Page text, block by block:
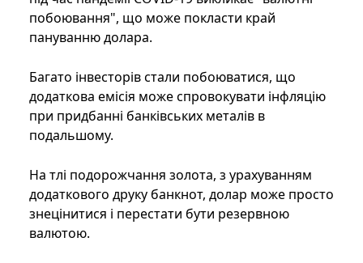
побоювання", що може покласти край
пануванню долара.
Багато інвесторів стали побоюватися, що
додаткова емісія може спровокувати інфляцію
при придбанні банківських металів в
подальшому.
На тлі подорожчання золота, з урахуванням
додаткового друку банкнот, долар може просто
знецінитися і перестати бути резервною
валютою.